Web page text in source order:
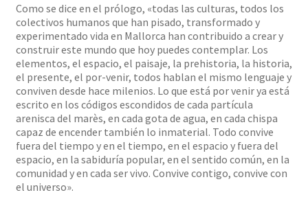
Como se dice en el prólogo, «todas las culturas, todos los
colectivos humanos que han pisado, transformado y
experimentado vida en Mallorca han contribuido a crear y
construir este mundo que hoy puedes contemplar. Los
elementos, el espacio, el paisaje, la prehistoria, la historia,
el presente, el por-venir, todos hablan el mismo lenguaje y
conviven desde hace milenios. Lo que está por venir ya está
escrito en los códigos escondidos de cada partícula
arenisca del marès, en cada gota de agua, en cada chispa
capaz de encender también lo inmaterial. Todo convive
fuera del tiempo y en el tiempo, en el espacio y fuera del
espacio, en la sabiduría popular, en el sentido común, en la
comunidad y en cada ser vivo. Convive contigo, convive con
el universo».